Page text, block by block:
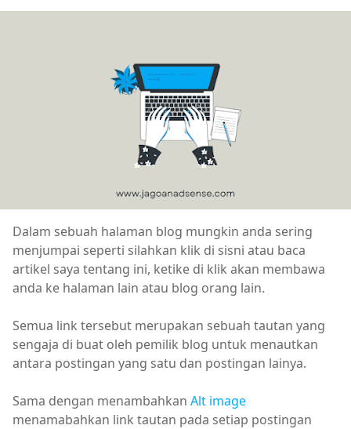
Dalam sebuah halaman blog mungkin anda sering
menjumpai seperti silahkan klik di sisni atau baca
artikel saya tentang ini, ketike di klik akan membawa
anda ke halaman lain atau blog orang lain.
Semua link tersebut merupakan sebuah tautan yang
sengaja di buat oleh pemilik blog untuk menautkan
antara postingan yang satu dan postingan lainya.
Sama dengan menambahkan Alt image
menamabahkan link tautan pada setiap postingan